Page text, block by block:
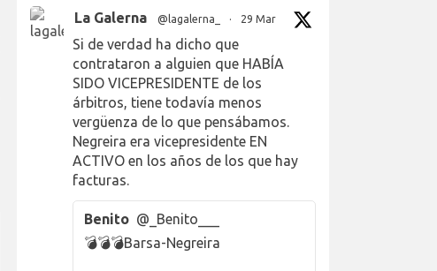
La Galerna @lagalerna_ · 29 Mar
Si de verdad ha dicho que
contrataron a alguien que HABÍA
SIDO VICEPRESIDENTE de los
árbitros, tiene todavía menos
vergüenza de lo que pensábamos.
Negreira era vicepresidente EN
ACTIVO en los años de los que hay
facturas.
Benito @_Benito___
💣💣💣Barsa-Negreira